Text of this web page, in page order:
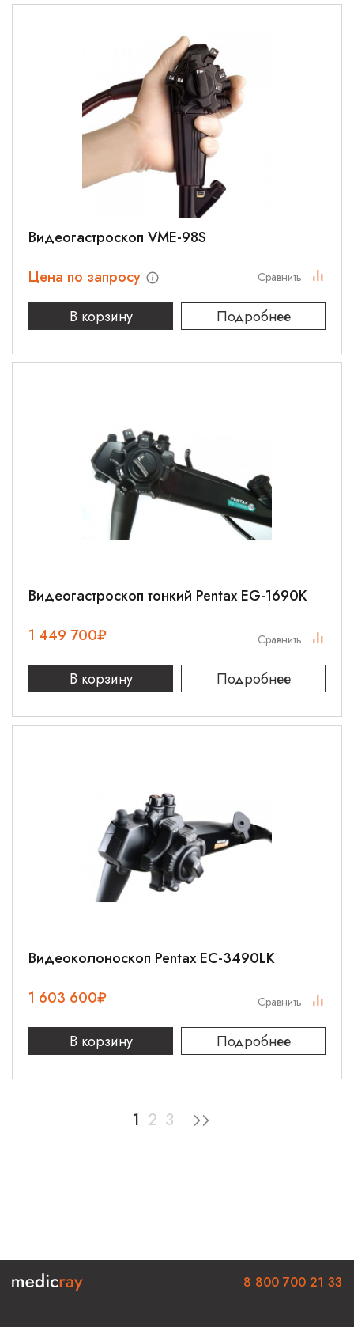
Видеогастроскоп VME-98S
Цена по запросу
В корзину
Подробнее
Сравнить
Видеогастроскоп тонкий Pentax EG-1690K
1 449 700₽
В корзину Подробнее
Сравнить
Видеоколоноскоп Pentax EC-3490LK
1 603 600₽
В корзину Подробнее
Сравнить
1 2 3
8 800 700 21 33